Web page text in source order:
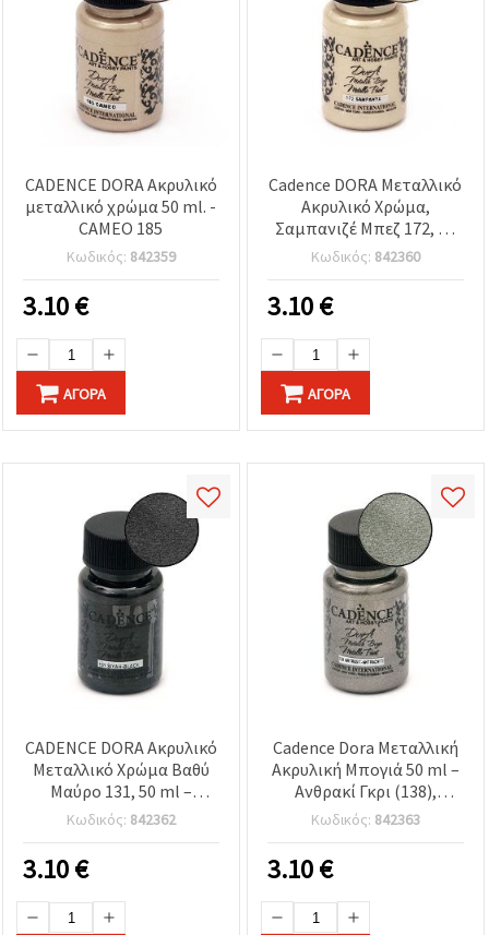
CADENCE DORA Ακρυλικό
μεταλλικό χρώμα 50 ml. -
CAMEO 185
Κωδικός: 842359
3.10€
ΑΓΟΡΆ
Cadence DORA Μεταλλικό
Ακρυλικό Χρώμα,
Σαμπανιζέ Μπεζ 172, 50
ml – Υδατοδιαλυτό
χρώμα χειροτεχνίας για
DIY, ξύλο, χαρτί, καμβά &
διακόσμηση σπιτιού
Κωδικός: 842360
3.10€
ΑΓΟΡΆ
CADENCE DORA Ακρυλικό
Μεταλλικό Χρώμα Βαθύ
Μαύρο 131, 50 ml –
Γρήγορο Στέγνωμα,
Πολλαπλών Επιφανειών,
Ιριδίζον Φινίρισμα για
Χειροτεχνίες & Έργα
Τέχνης DIY
Κωδικός: 842362
3.10€
Cadence Dora Μεταλλική
Ακρυλική Μπογιά 50 ml –
Ανθρακί Γκρι (138),
Μεταλλικό Φινίρισμα για
Χειροτεχνίες, DIY,
Ντεκουπάζ, Καμβά, Ξύλο,
Χαρτί, Πλαστικό,
Μέταλλο, Κεραμικά,
Πολυμερικό Πηλό
Κωδικός: 842363
3.10€